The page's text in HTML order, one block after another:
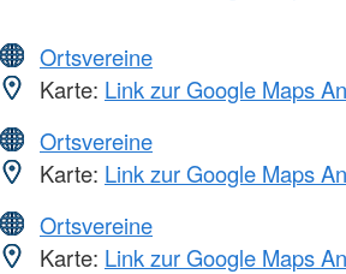
Ortsvereine
Karte: Link zur Google Maps
Ortsvereine
Karte: Link zur Google Maps
Ortsvereine
Karte: Link zur Google Maps